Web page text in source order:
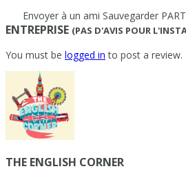
Envoyer à un ami Sauvegarder
ENTREPRISE (PAS D'AVIS POUR
You must be logged in to post a review.
THE ENGLISH CORNER